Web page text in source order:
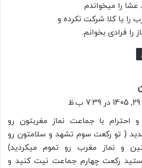
عشا را میخواندم
را یا کلا شرکت نکرده و
را فرادی بخوانم.
ف
:
احترام با جماعت نماز مغربتون رو
( تو رکعت سوم تشهد و سلامتون رو
و نماز مغرب رو تموم میکردید)
رکعت چهارم جماعت نیت کنید و